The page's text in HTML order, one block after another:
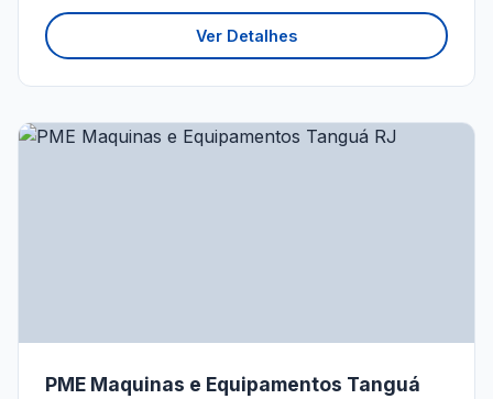
Ver Detalhes
PME Maquinas e Equipamentos Tanguá